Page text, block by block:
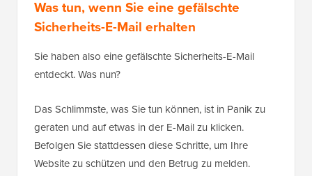
Was tun, wenn Sie eine gefälschte
Sicherheits-E-Mail erhalten
Sie haben also eine gefälschte Sicherheits-E-Mail
entdeckt. Was nun?
Das Schlimmste, was Sie tun können, ist in Panik zu
geraten und auf etwas in der E-Mail zu klicken.
Befolgen Sie stattdessen diese Schritte, um Ihre
Website zu schützen und den Betrug zu melden.